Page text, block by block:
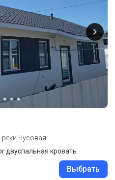
реки Чусовая
двуспальная кровать
Выбрать